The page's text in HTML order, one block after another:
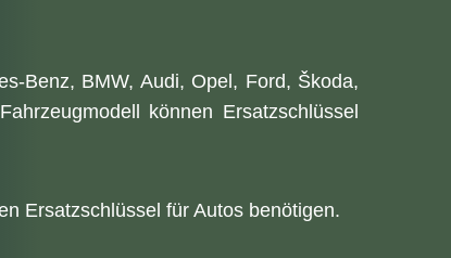
Benz, BMW, Audi, Opel, Ford, Škoda,
können Ersatzschlüssel
Ersatzschlüssel für Autos benötigen.